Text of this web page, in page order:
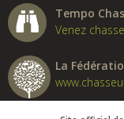
Tempo
Venez
La